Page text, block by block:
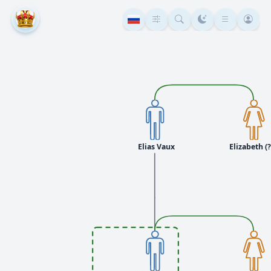
Elias Vaux Elizabeth